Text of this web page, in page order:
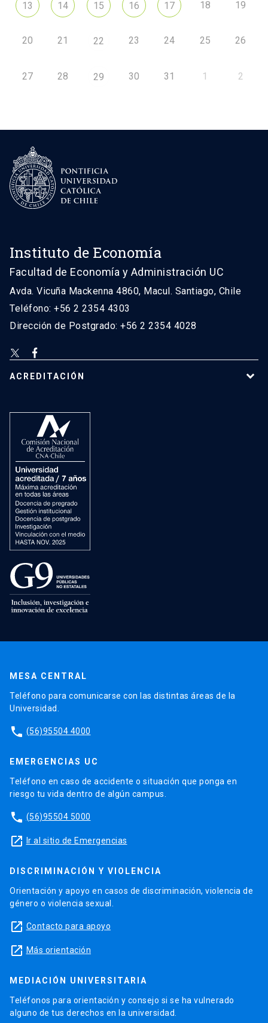
13 14 15 16 17 18 19
20 21 22 23 24 25 26
27 28 29 30 31 1 2
Instituto de Economía
Facultad de Economía y Administración UC
Avda. Vicuña Mackenna 4860, Macul. Santiago, Chile
Teléfono: +56 2 2354 4303
Dirección de Postgrado: +56 2 2354 4028
ACREDITACIÓN
MESA CENTRAL
Teléfono para comunicarse con las distintas áreas de la
Universidad.
phone (56)95504 4000
EMERGENCIAS UC
Teléfono en caso de accidente o situación que ponga en
riesgo tu vida dentro de algún campus.
phone (56)95504 5000
launch Ir al sitio de Emergencias
DISCRIMINACIÓN Y VIOLENCIA
Orientación y apoyo en casos de discriminación, violencia de
género o violencia sexual.
launch Contacto para apoyo
launch Más orientación
MEDIACIÓN UNIVERSITARIA
Teléfonos para orientación y consejo si se ha vulnerado
alguno de tus derechos en la universidad.